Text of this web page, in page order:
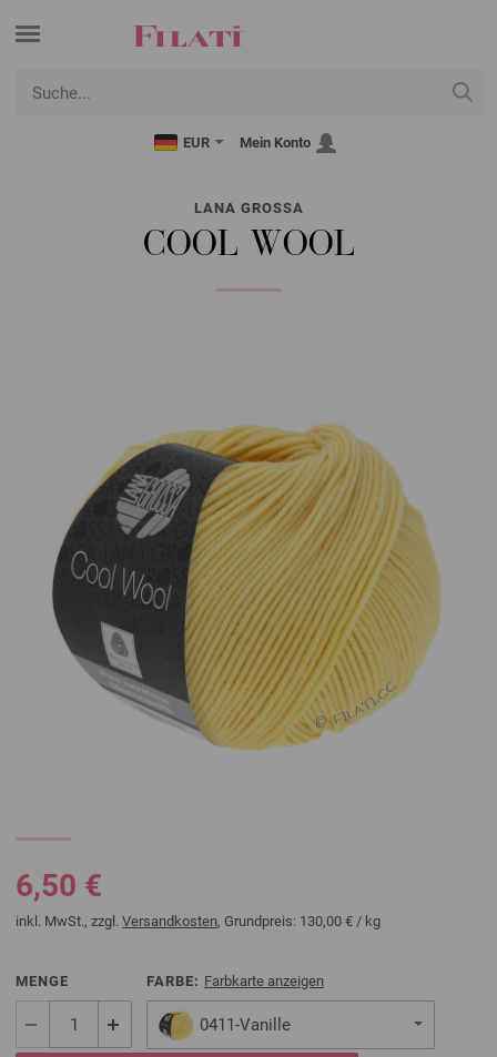
EUR Mein Konto
LANA GROSSA
COOL WOOL
6,50 €
inkl. MwSt., zzgl. Versandkosten, Grundpreis: 130,00 € / kg
MENGE FARBE: Farbkarte anzeigen
0411-Vanille